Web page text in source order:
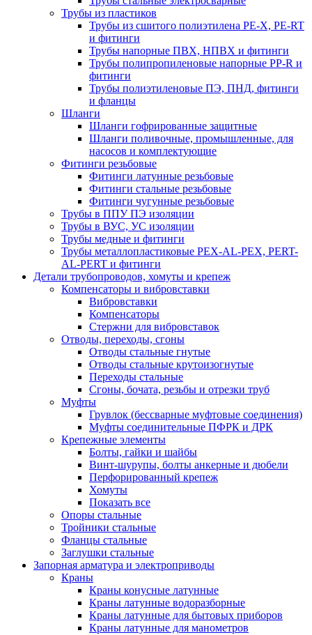
Трубы из пластиков
Трубы из сшитого полиэтилена PE-X, PE-RT
и фитинги
Трубы напорные ПВХ, НПВХ и фитинги
Трубы полипропиленовые напорные PP-R и
фитинги
Трубы полиэтиленовые ПЭ, ПНД, фитинги
и фланцы
Шланги
Шланги гофрированные защитные
Шланги поливочные, промышленные, для
насосов и комплектующие
Фитинги резьбовые
Фитинги латунные резьбовые
Фитинги стальные резьбовые
Фитинги чугунные резьбовые
Трубы в ППУ ПЭ изоляции
Трубы в ВУС, УС изоляции
Трубы медные и фитинги
Трубы металлопластиковые PEX-AL-PEX, PERT-
AL-PERT и фитинги
Детали трубопроводов, хомуты и крепеж
Компенсаторы и вибровставки
Вибровставки
Компенсаторы
Стержни для вибровставок
Отводы, переходы, сгоны
Отводы стальные гнутые
Отводы стальные крутоизогнутые
Переходы стальные
Сгоны, бочата, резьбы и отрезки труб
Муфты
Грувлок (бессварные муфтовые соединения)
Муфты соединительные ПФРК и ДРК
Крепежные элементы
Болты, гайки и шайбы
Винт-шурупы, болты анкерные и дюбели
Перфорированный крепеж
Хомуты
Показать все
Опоры стальные
Тройники стальные
Фланцы стальные
Заглушки стальные
Запорная арматура и электроприводы
Краны
Краны конусные латунные
Краны латунные водоразборные
Краны латунные для бытовых приборов
Краны латунные для манометров